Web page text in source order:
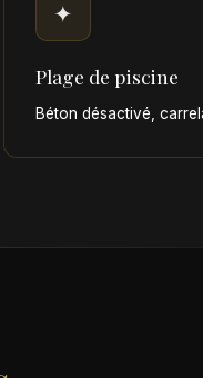
✦
Plage de piscine
Béton désactivé,